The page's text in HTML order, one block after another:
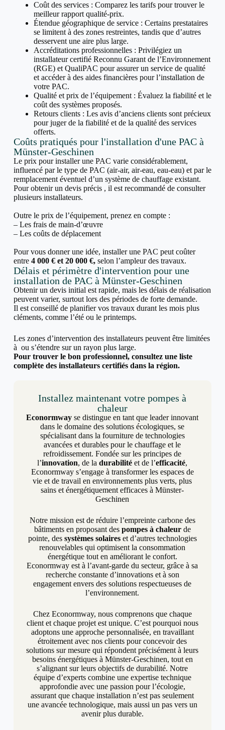
Coût des services : Comparez les tarifs pour trouver le
meilleur rapport qualité-prix.
Étendue géographique de service : Certains prestataires
se limitent à des zones restreintes, tandis que d’autres
desservent une aire plus large.
Accréditations professionnelles : Privilégiez un
installateur certifié Reconnu Garant de l’Environnement
(RGE) et QualiPAC pour assurer un service de qualité
et accéder à des aides financières pour l’installation de
votre PAC.
Qualité et prix de l’équipement : Évaluez la fiabilité et le
coût des systèmes proposés.
Retours clients : Les avis d’anciens clients sont précieux
pour juger de la fiabilité et de la qualité des services
offerts.
Coûts pratiqués pour l'installation d'une PAC à
Münster-Geschinen
Le prix pour installer une PAC varie considérablement,
influencé par le type de PAC (air-air, air-eau, eau-eau) et par le
remplacement éventuel d’un système de chauffage existant.
Pour obtenir un devis précis , il est recommandé de consulter
plusieurs installateurs.
Outre le prix de l’équipement, prenez en compte :
– Les frais de main-d’œuvre
– Les coûts de déplacement
Pour vous donner une idée, installer une PAC peut coûter
entre 4 000 € et 20 000 €,selon l’ampleur des travaux.
Délais et périmètre d'intervention pour une
installation de PAC à Münster-Geschinen
Obtenir un devis initial est rapide, mais les délais de réalisation
peuvent varier, surtout lors des périodes de forte demande.
Il est conseillé de planifier vos travaux durant les mois plus
cléments, comme l’été ou le printemps.
Les zones d’intervention des installateurs peuvent être limitées
à ou s’étendre sur un rayon plus large.
Pour trouver le bon professionnel, consultez une liste
complète des installateurs certifiés dans la région.
Installez maintenant votre pompes à
chaleur
Econormway se distingue en tant que leader innovant
dans le domaine des solutions écologiques, se
spécialisant dans la fourniture de technologies
avancées et durables pour le chauffage et le
refroidissement. Fondée sur les principes de
l’innovation, de ladurabilité et de l’efficacité,
Econormway s’engage à transformer les espaces de
vie et de travail en environnements plus verts, plus
sains et énergétiquement efficaces à Münster-
Geschinen
Notre mission est de réduire l’empreinte carbone des
bâtiments en proposant des pompes à chaleurde
pointe, des systèmes solaireset d’autres technologies
renouvelables qui optimisent la consommation
énergétique tout en améliorant le confort.
Econormway est à l’avant-garde du secteur, grâce à sa
recherche constante d’innovations et à son
engagement envers des solutions respectueuses de
l’environnement.
Chez Econormway, nous comprenons que chaque
client et chaque projet est unique. C’est pourquoi nous
adoptons une approche personnalisée, en travaillant
étroitement avec nos clients pour concevoir des
solutions sur mesure qui répondent précisément à leurs
besoins énergétiques à Münster-Geschinen, tout en
s’alignant sur leurs objectifs de durabilité. Notre
équipe d’experts combine une expertise technique
approfondie avec une passion pour l’écologie,
assurant que chaque installation n’est pas seulement
une avancée technologique, mais aussi un pas vers un
avenir plus durable.